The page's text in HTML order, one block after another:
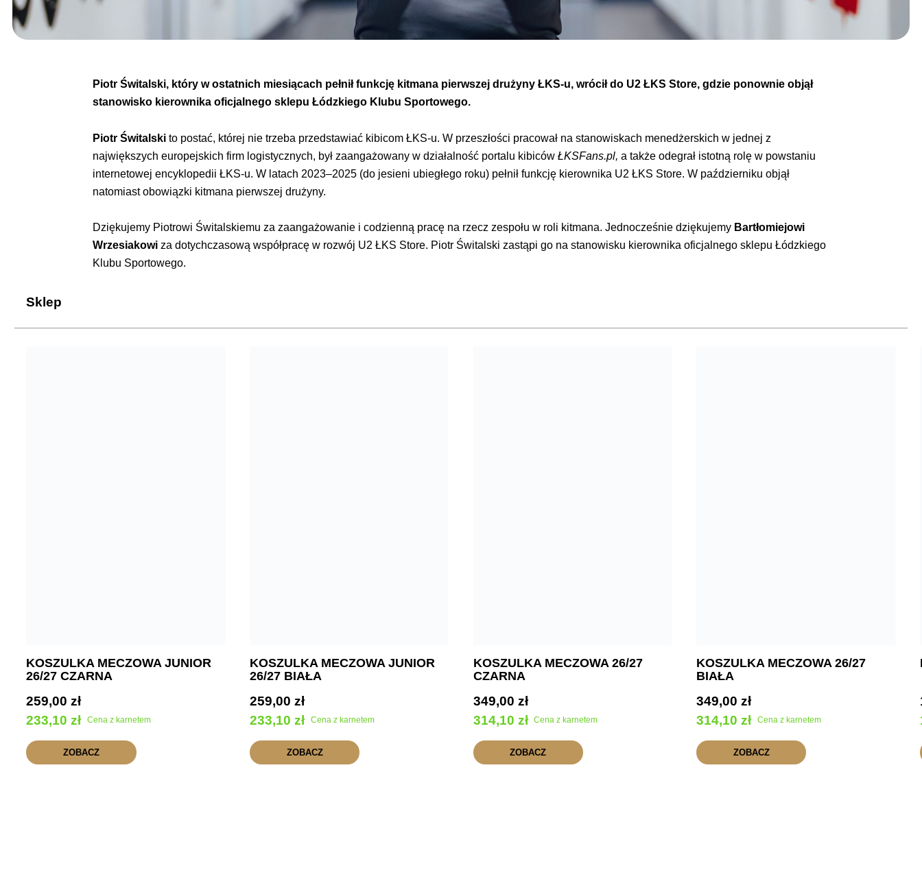
Piotr Świtalski, który w ostatnich miesiącach pełnił funkcję kitmana pierwszej drużyny ŁKS-u, wrócił do U2 ŁKS Store, gdzie ponownie objął
stanowisko kierownika oficjalnego sklepu Łódzkiego Klubu Sportowego.
Piotr Świtalski to postać, której nie trzeba przedstawiać kibicom ŁKS-u. W przeszłości pracował na stanowiskach menedżerskich w jednej z
największych europejskich firm logistycznych, był zaangażowany w działalność portalu kibicówŁKSFans.pl, a także odegrał istotną rolę w powstaniu
internetowej encyklopedii ŁKS-u. W latach 2023–2025 (do jesieni ubiegłego roku) pełnił funkcję kierownika U2 ŁKS Store. W październiku objął
natomiast obowiązki kitmana pierwszej drużyny.
Dziękujemy Piotrowi Świtalskiemu za zaangażowanie i codzienną pracę na rzecz zespołu w roli kitmana. Jednocześnie dziękujemy Bartłomiejowi
Wrzesiakowi za dotychczasową współpracę w rozwój U2 ŁKS Store. Piotr Świtalski zastąpi go na stanowisku kierownika oficjalnego sklepu Łódzkiego
Klubu Sportowego.
Sklep
KOSZULKA MECZOWA JUNIOR
26/27 CZARNA
259,00zł
233,10zł Cena z karnetem
ZOBACZ
KOSZULKA MECZOWA JUNIOR
26/27 BIAŁA
259,00 zł
233,10 zł Cena z karnetem
ZOBACZ
KOSZULKA MECZOWA 26/27
CZARNA
349,00 zł
314,10 zł Cena z karnetem
ZOBACZ
KOSZULKA MECZOWA 26/27
BIAŁA
349,00zł
314,10zł Cena z karnetem
ZOBACZ